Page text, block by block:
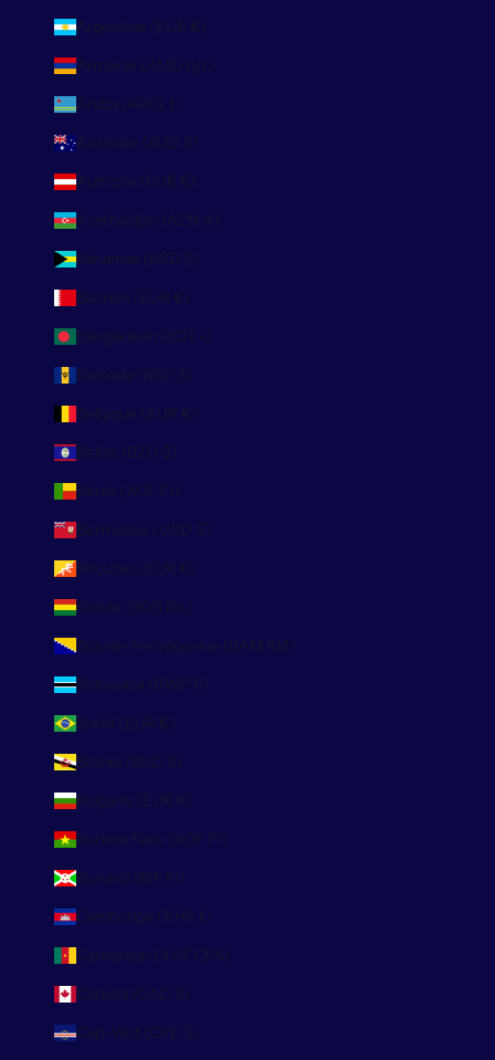
Argentine (EUR €)
Arménie (AMD դր.)
Aruba (AWG ƒ)
Australie (AUD $)
Autriche (EUR €)
Azerbaïdjan (AZN ₼)
Bahamas (BSD $)
Bahreïn (EUR €)
Bangladesh (BDT ৳)
Barbade (BBD $)
Belgique (EUR €)
Belize (BZD $)
Bénin (XOF Fr)
Bermudes (USD $)
Bhoutan (EUR €)
Bolivie (BOB Bs.)
Bosnie-Herzégovine (BAM КМ)
Botswana (BWP P)
Brésil (EUR €)
Brunei (BND $)
Bulgarie (EUR €)
Burkina Faso (XOF Fr)
Burundi (BIF Fr)
Cambodge (KHR ៛)
Cameroun (XAF CFA)
Canada (CAD $)
Cap-Vert (CVE $)